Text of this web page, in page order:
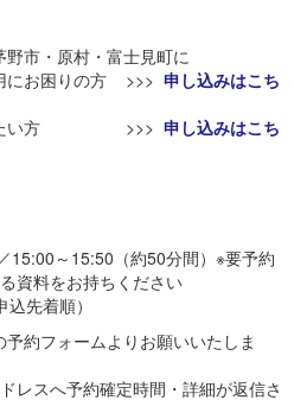
市・原村・富士見町に
にお困りの方 >>> 申し込みはこち
したい方 >>> 申し込みはこち
15:00～15:50（約50分間）※要予約
資料をお持ちください
先着順）
約フォームよりお願いいたしま
レスへ予約確定時間・詳細が返信さ